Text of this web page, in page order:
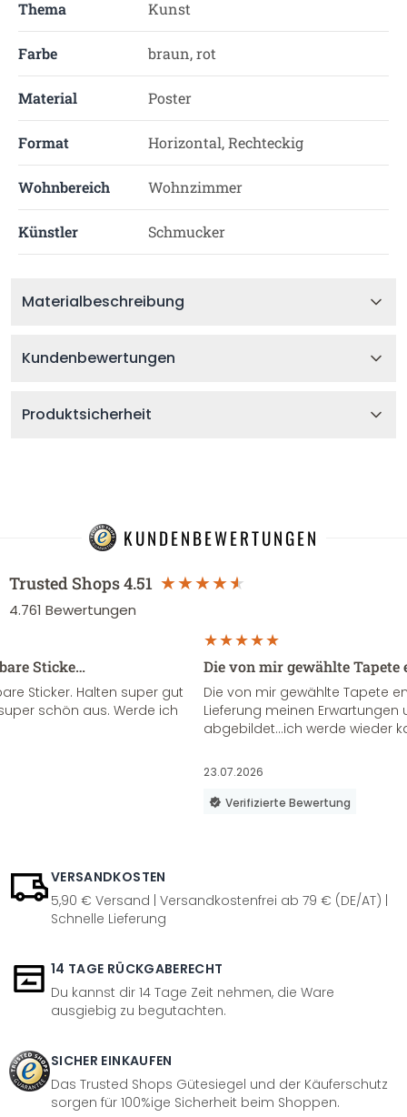
Thema Kunst
Farbe braun, rot
Material Poster
Format Horizontal, Rechteckig
Wohnbereich Wohnzimmer
Künstler Schmucker
Materialbeschreibung
Kundenbewertungen
Produktsicherheit
KUNDENBEWERTUNGEN
Trusted Shops4.51
4.761 Bewertungen
Sticke…
Sticker. Halten super gut
schön aus. Werde ich
Die von mir gewählte
Die von mir gewählte Tapete
Lieferung meinen Erwartungen
abgebildet...ich werde wieder
23.07.2026
Verifizierte Bewertung
VERSANDKOSTEN
5,90 € Versand | Versandkostenfrei ab 79 € (DE/AT) |
Schnelle Lieferung
14 TAGE RÜCKGABERECHT
Du kannst dir 14 Tage Zeit nehmen, die Ware
ausgiebig zu begutachten.
SICHER EINKAUFEN
Das Trusted Shops Gütesiegel und der Käuferschutz
sorgen für 100%ige Sicherheit beim Shoppen.